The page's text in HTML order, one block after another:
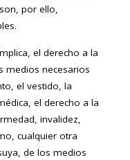
por ello,
el derecho a la
medios necesarios
el vestido, la
el derecho a la
invalidez,
cualquier otra
de los medios